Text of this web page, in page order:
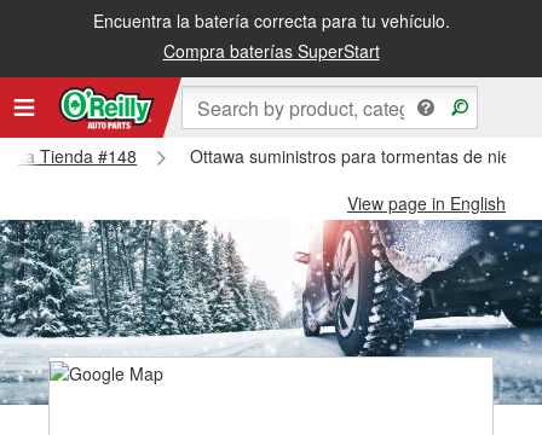
Encuentra la batería correcta para tu vehículo.
Compra baterías SuperStart
Tienda #148
Ottawa suministros para tormentas de nieve
View page in English